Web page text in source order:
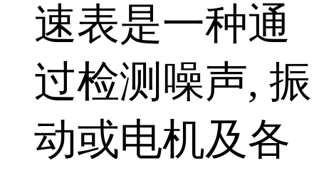
速表是一种通
过检测噪声, 振
动或电机及各